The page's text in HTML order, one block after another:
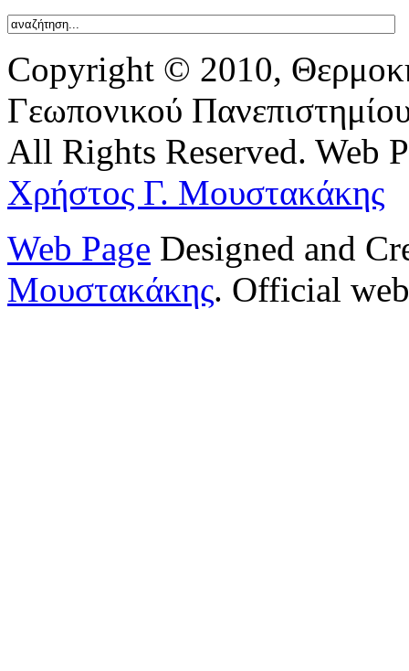
Copyright © 2010,
Γεωπονικού
All Rights Reserved. Web
Χρήστος Γ. Μουστακάκης
Web Page Designed and
Μουστακάκης. Official